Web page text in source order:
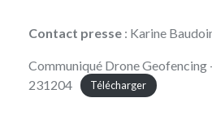
Contact presse : Karine
Communiqué Drone Geofencing
231204
Télécharger